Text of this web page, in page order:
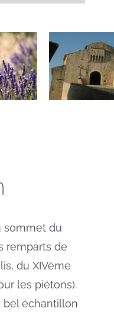
sommet du
remparts de
du XIVème
les piétons).
bel échantillon